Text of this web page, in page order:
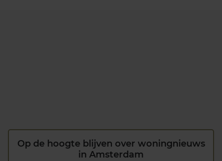
Op de hoogte blijven over woningnieuws
in Amsterdam